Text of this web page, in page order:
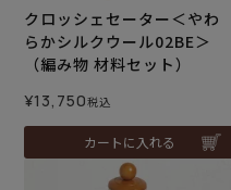
クロッシェセーター＜やわ
らかシルクウール02BE＞
（編み物 材料セット）
¥13,750税込
カートに入れる